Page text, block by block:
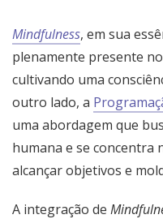
Mindfulness, em sua
plenamente presente
cultivando uma
outro lado, a
uma abordagem que
humana e se concentra
alcançar objetivos e
A integração de